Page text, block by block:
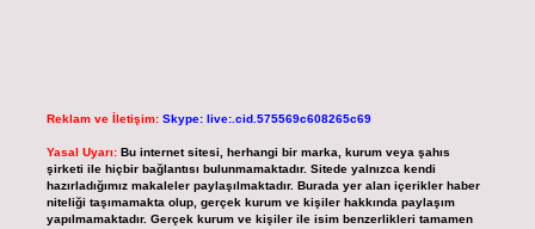
Reklam ve İletişim: Skype: live:.cid.575569c608265c69
Yasal Uyarı: Bu internet sitesi, herhangi bir marka, kurum veya şahıs
şirketi ile hiçbir bağlantısı bulunmamaktadır. Sitede yalnızca kendi
hazırladığımız makaleler paylaşılmaktadır. Burada yer alan içerikler haber
niteliği taşımamakta olup, gerçek kurum ve kişiler hakkında paylaşım
yapılmamaktadır. Gerçek kurum ve kişiler ile isim benzerlikleri tamamen